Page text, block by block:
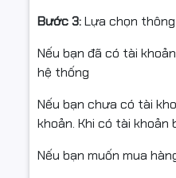
Bước 3:Lựa chọn
Nếu bạn đã có tài
hệ thống
Nếu bạn chưa có tài
khoản. Khi có tài
Nếu bạn muốn mua